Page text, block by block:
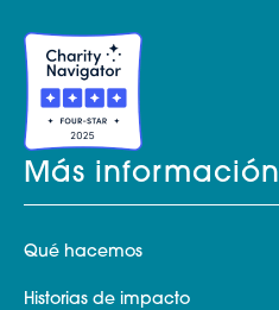
Más información
Qué hacemos
Historias de impacto